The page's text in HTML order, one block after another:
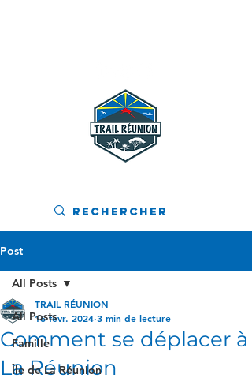
Post
All Posts
Famille
Île de La Réunion
All Posts
Comment se déplacer à
La Réunion
TRAIL RÉUNION
16 févr. 2024 3 min de lecture